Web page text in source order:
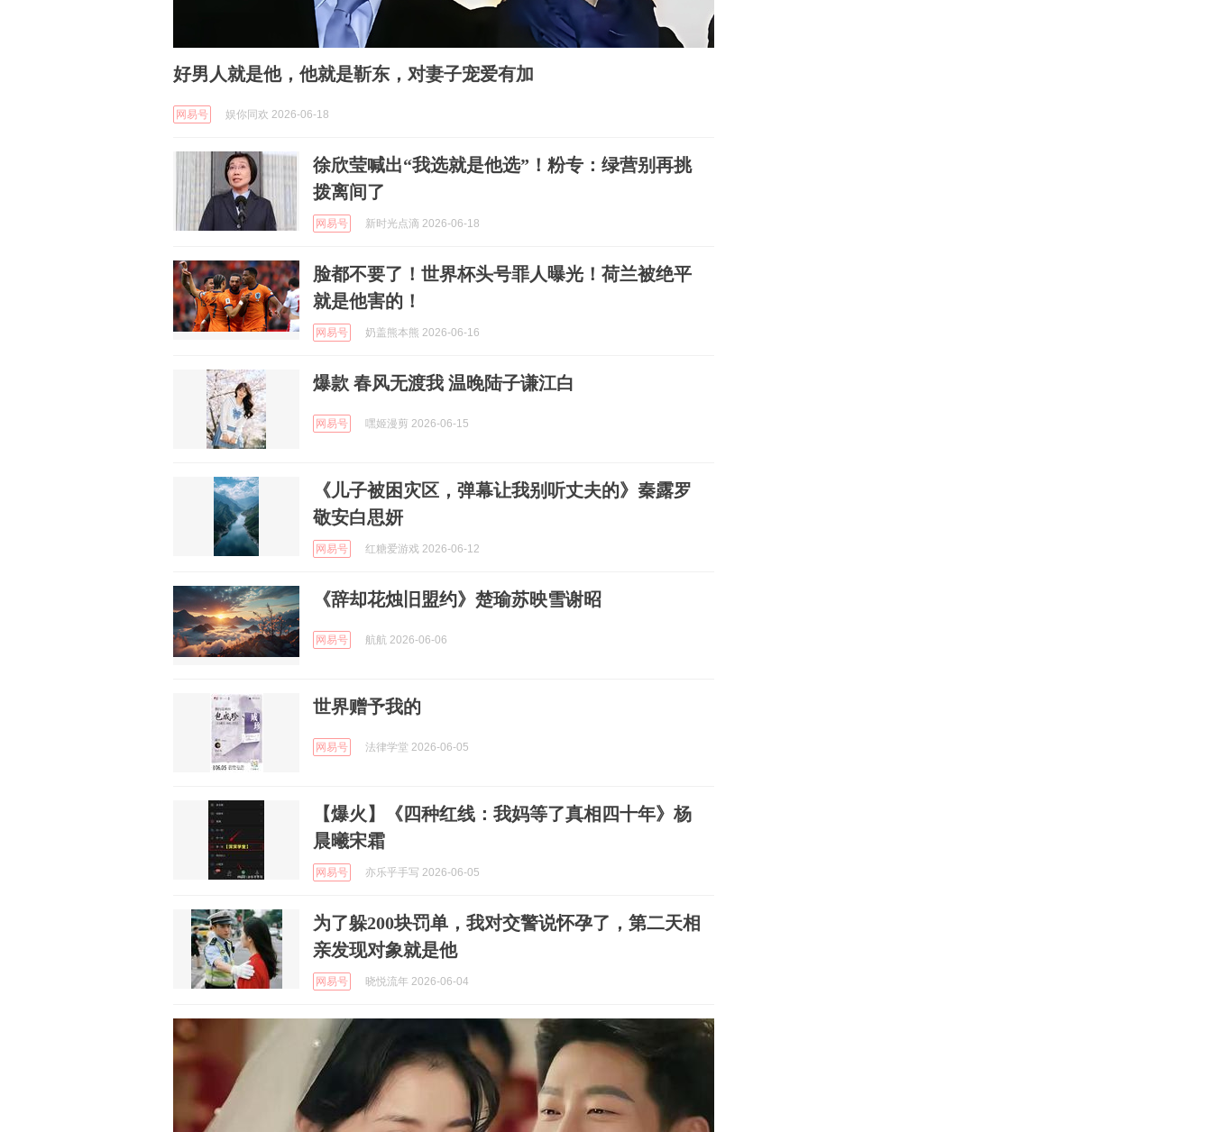
好男人就是他，他就是靳东，对妻子宠爱有加
网易号 娱你同欢 2026-06-18
徐欣莹喊出“我选就是他选”！粉专：绿营别再挑
拨离间了
网易号 新时光点滴 2026-06-18
脸都不要了！世界杯头号罪人曝光！荷兰被绝平
就是他害的！
网易号 奶盖熊本熊 2026-06-16
爆款 春风无渡我 温晚陆子谦江白
网易号 嘿姬漫剪 2026-06-15
《儿子被困灾区，弹幕让我别听丈夫的》秦露罗
敬安白思妍
网易号 红糖爱游戏 2026-06-12
《辞却花烛旧盟约》楚瑜苏映雪谢昭
网易号 航航 2026-06-06
世界赠予我的
网易号 法律学堂 2026-06-05
【爆火】《四种红线：我妈等了真相四十年》杨
晨曦宋霜
网易号 亦乐乎手写 2026-06-05
为了躲200块罚单，我对交警说怀孕了，第二天相
亲发现对象就是他
网易号 晓悦流年 2026-06-04